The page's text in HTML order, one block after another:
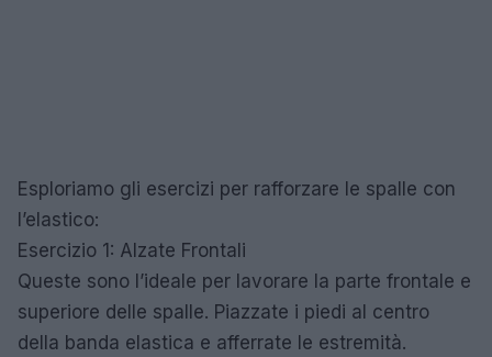
Esploriamo gli esercizi per rafforzare le spalle con
l’elastico:
Esercizio 1: Alzate Frontali
Queste sono l’ideale per lavorare la parte frontale e
superiore delle spalle. Piazzate i piedi al centro
della banda elastica e afferrate le estremità.